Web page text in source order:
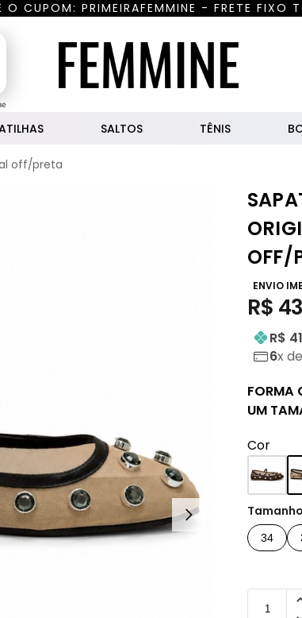
O CUPOM: PRIMEIRAFEMMINE - FRETE FIXO
SALTOS TÊNIS
off/preta
OFF/
ENVIO
R$
R$
6x de
FORMA
UM
Cor
Tamanho
34